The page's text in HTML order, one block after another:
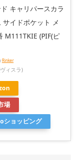
キャリパースカラ
サイドポケット メ
M111TKIE (PIF(ピ
Rinker
ィスラ)
場
ショッピング